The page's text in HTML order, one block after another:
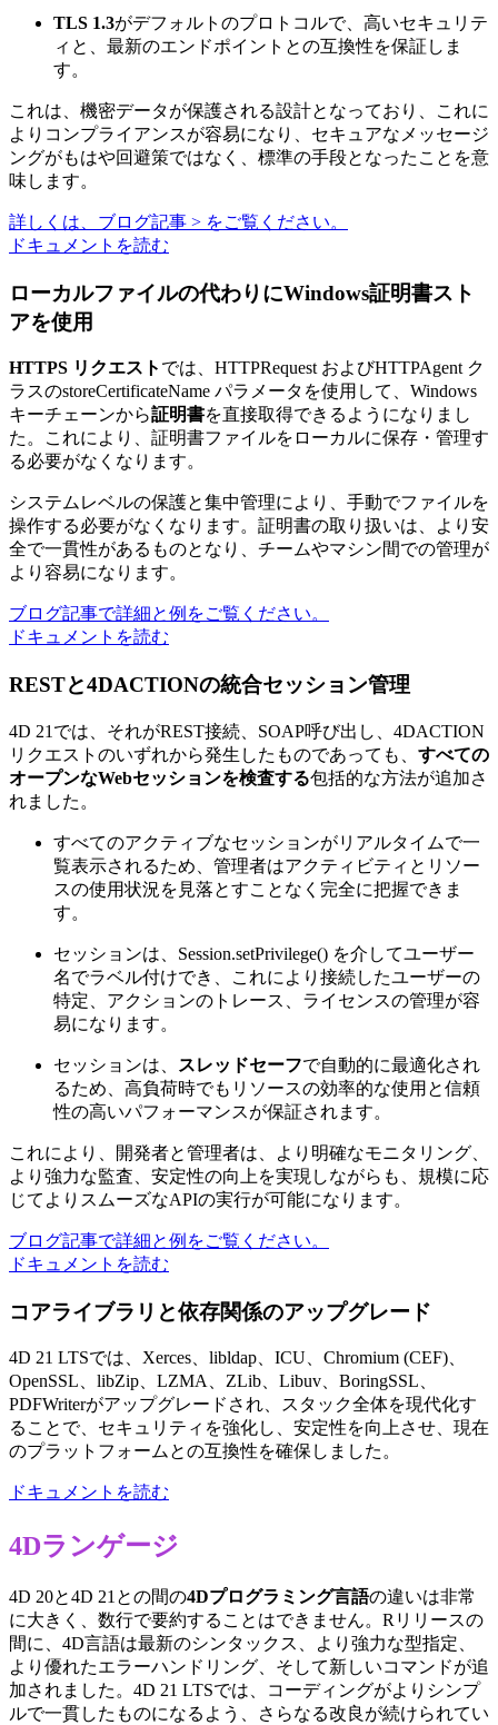
TLS 1.3がデフォルトのプロトコルで、高いセキュリテ
ィと、最新のエンドポイントとの互換性を保証しま
す。
これは、機密データが保護される設計となっており、これに
よりコンプライアンスが容易になり、セキュアなメッセージ
ングがもはや回避策ではなく、標準の手段となったことを意
味します。
詳しくは、ブログ記事 > をご覧ください。
ドキュメントを読む
ローカルファイルの代わりにWindows証明書スト
アを使用
HTTPS リクエスト では、 HTTPRequest およびHTTPAgent ク
ラスのstoreCertificateName パラメータを使用して、Windows
キーチェーンから証明書を直接取得できるようになりまし
た。これにより、証明書ファイルをローカルに保存・管理す
る必要がなくなります。
システムレベルの保護と集中管理により、手動でファイルを
操作する必要がなくなります。証明書の取り扱いは、より安
全で一貫性があるものとなり、チームやマシン間での管理が
より容易になります。
ブログ記事で詳細と例をご覧ください。
ドキュメントを読む
RESTと4DACTIONの統合セッション管理
4D 21では、それがREST接続、SOAP呼び出し、4DACTION
リクエストのいずれから発生したものであっても、 すべての
オープンなWebセッションを検査する包括的な方法が追加さ
れました。
すべてのアクティブなセッションがリアルタイムで一
覧表示されるため、管理者はアクティビティとリソー
スの使用状況を見落とすことなく完全に把握できま
す。
セッションは、 Session.setPrivilege() を介してユーザー
名でラベル付けでき、これにより接続したユーザーの
特定、アクションのトレース、ライセンスの管理が容
易になります。
セッションは、 スレッドセーフで自動的に最適化され
るため、高負荷時でもリソースの効率的な使用と信頼
性の高いパフォーマンスが保証されます。
これにより、開発者と管理者は、より明確なモニタリング、
より強力な監査、安定性の向上を実現しながらも、規模に応
じてよりスムーズなAPIの実行が可能になります。
ブログ記事で詳細と例をご覧ください。
ドキュメントを読む
コアライブラリと依存関係のアップグレード
4D 21 LTSでは、Xerces、libldap、ICU、Chromium (CEF)、
OpenSSL、libZip、LZMA、ZLib、Libuv、BoringSSL、
PDFWriterがアップグレードされ、スタック全体を現代化す
ることで、セキュリティを強化し、安定性を向上させ、現在
のプラットフォームとの互換性を確保しました。
ドキュメントを読む
4Dランゲージ
4D 20と4D 21との間の4Dプログラミング言語の違いは非常
に大きく、数行で要約することはできません。Rリリースの
間に、4D言語は最新のシンタックス、より強力な型指定、
より優れたエラーハンドリング、そして新しいコマンドが追
加されました。4D 21 LTSでは、コーディングがよりシンプ
ルで一貫したものになるよう、さらなる改良が続けられてい